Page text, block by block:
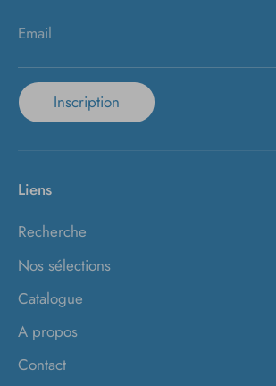
Email
Inscription
Liens
Recherche
Nos sélections
Catalogue
A propos
Contact